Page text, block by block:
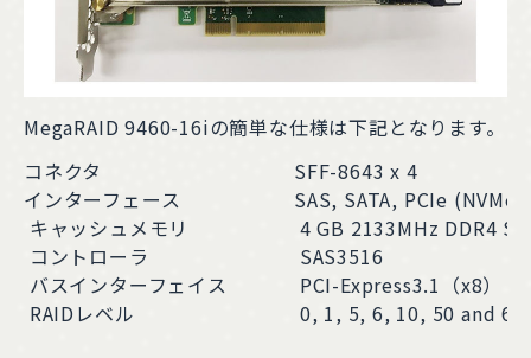
MegaRAID 9460-16iの簡単な仕様は下記となります。
コネクタ
SFF-8643 x 4
インターフェース
SAS, SATA, PCIe (NVMe)
キャッシュメモリ
4 GB 2133MHz DDR4
コントローラ
SAS3516
バスインターフェイス
PCI-Express3.1（x8）
RAIDレベル
0, 1, 5, 6, 10, 50 and 60